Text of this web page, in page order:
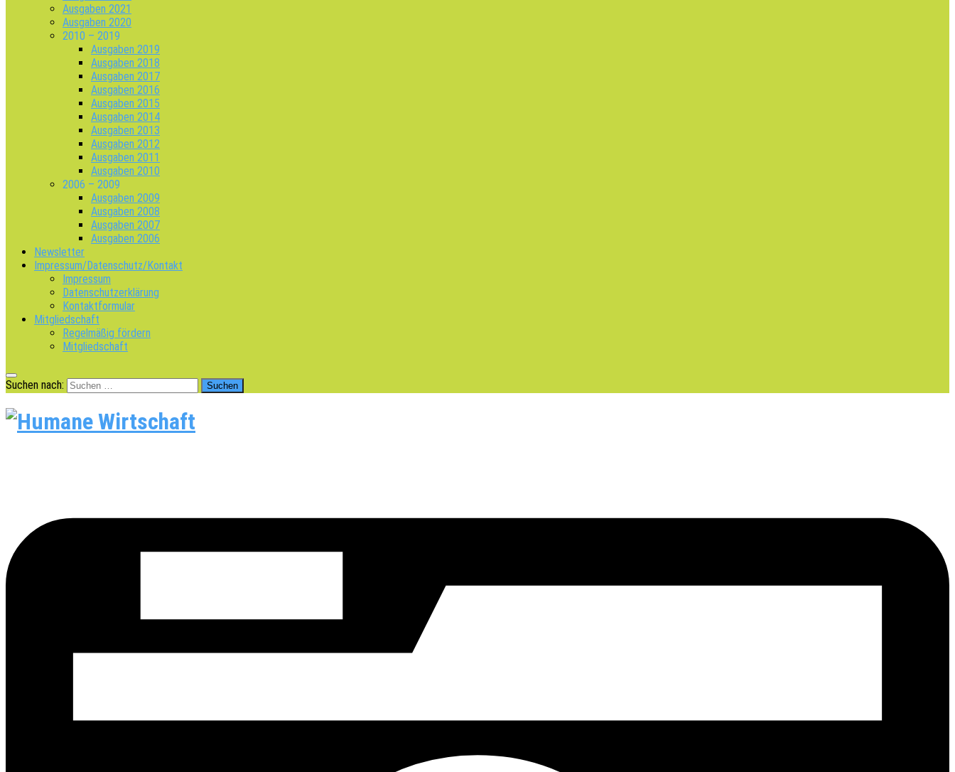
Ausgaben 2021
Ausgaben 2020
2010 – 2019
Ausgaben 2019
Ausgaben 2018
Ausgaben 2017
Ausgaben 2016
Ausgaben 2015
Ausgaben 2014
Ausgaben 2013
Ausgaben 2012
Ausgaben 2011
Ausgaben 2010
2006 – 2009
Ausgaben 2009
Ausgaben 2008
Ausgaben 2007
Ausgaben 2006
Newsletter
Impressum/Datenschutz/Kontakt
Impressum
Datenschutzerklärung
Kontaktformular
Mitgliedschaft
Regelmäßig fördern
Mitgliedschaft
Suchen nach: